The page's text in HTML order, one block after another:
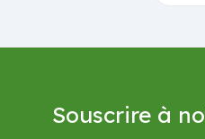
Souscrire à